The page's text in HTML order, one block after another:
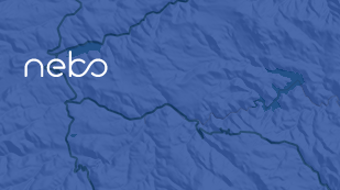
CABINET
CARTES DES VILLES